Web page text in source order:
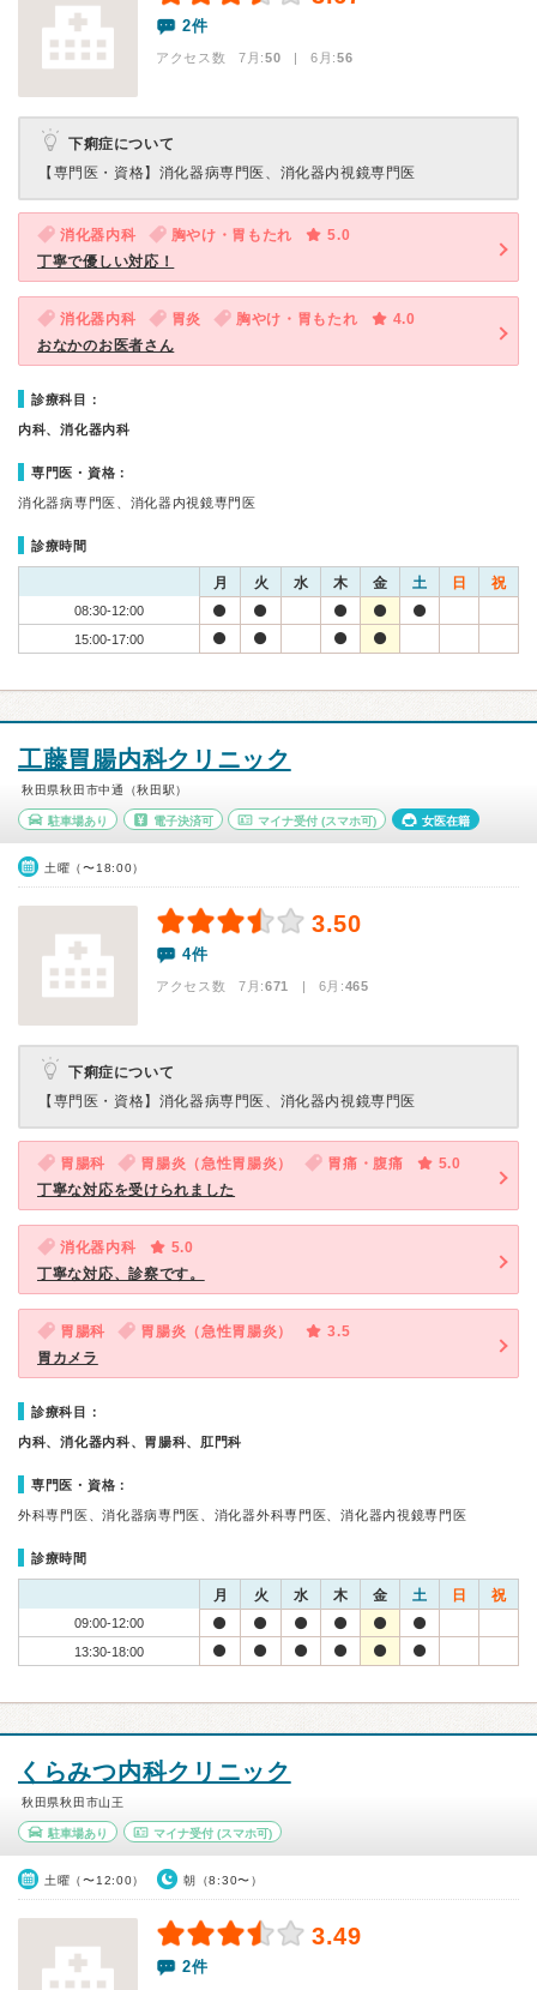
2件
アクセス数 7月:50 | 6月:56
下痢症について
【専門医・資格】 消化器病専門医、消化器内視鏡専門医
消化器内科 胸やけ・胃もたれ
5.0
丁寧で優しい対応！
消化器内科 胃炎 胸やけ・胃もたれ
4.0
おなかのお医者さん
診療科目：
内科、消化器内科
専門医・資格：
消化器病専門医、消化器内視鏡専門医
診療時間
月 火 水 木 金 土 日 祝
08:30-12:00
15:00-17:00
工藤胃腸内科クリニック
秋田県秋田市中通（秋田駅）
駐車場あり 電子決済可 マイナ受付 (スマホ可) 女医在籍
土曜（〜18:00）
3.50
4件
アクセス数 7月:671 | 6月:465
下痢症について
【専門医・資格】 消化器病専門医、消化器内視鏡専門医
胃腸科 胃腸炎（急性胃腸炎） 胃痛・腹痛
5.0
丁寧な対応を受けられました
消化器内科
5.0
丁寧な対応、診察です。
胃腸科 胃腸炎（急性胃腸炎）
3.5
胃カメラ
診療科目：
内科、消化器内科、胃腸科、肛門科
専門医・資格：
外科専門医、消化器病専門医、消化器外科専門医、消化器内視鏡専門医
診療時間
月 火 水 木 金 土 日 祝
09:00-12:00
13:30-18:00
くらみつ内科クリニック
秋田県秋田市山王
駐車場あり マイナ受付(スマホ可)
土曜（〜12:00） 朝（8:30〜）
3.49
2件